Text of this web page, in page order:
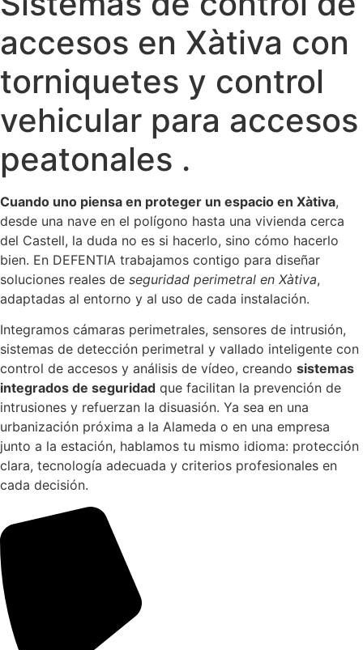
accesos en Xàtiva con
torniquetes y control
vehicular para accesos
peatonales .
Cuando uno piensa en proteger un espacio en Xàtiva,
desde una nave en el polígono hasta una vivienda cerca
del Castell, la duda no es si hacerlo, sino cómo hacerlo
bien. En DEFENTIA trabajamos contigo para diseñar
soluciones reales de seguridad perimetral en Xàtiva,
adaptadas al entorno y al uso de cada instalación.
Integramos cámaras perimetrales, sensores de intrusión,
sistemas de detección perimetral y vallado inteligente con
control de accesos y análisis de vídeo, creando sistemas
integrados de seguridad que facilitan la prevención de
intrusiones y refuerzan la disuasión. Ya sea en una
urbanización próxima a la Alameda o en una empresa
junto a la estación, hablamos tu mismo idioma: protección
clara, tecnología adecuada y criterios profesionales en
cada decisión.